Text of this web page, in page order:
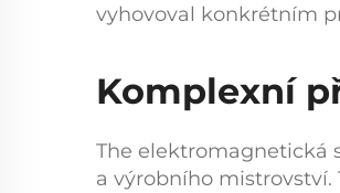
vyhovoval konkrétním
Komplexní
The elektromagnetická
a výrobního